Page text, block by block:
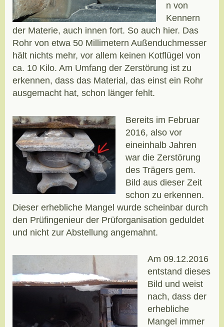
n von
Kennern
der Materie, auch innen fort. So auch hier. Das
Rohr von etwa 50 Millimetern Außenduchmesser
hält nichts mehr, vor allem keinen Kotflügel von
ca. 10 Kilo. Am Umfang der Zerstörung ist zu
erkennen, dass das Material, das einst ein Rohr
ausgemacht hat, schon länger fehlt.
Bereits im Februar
2016, also vor
eineinhalb Jahren
war die Zerstörung
des Trägers gem.
Bild aus dieser Zeit
schon zu erkennen.
Dieser erhebliche Mangel wurde scheinbar durch
den Prüfingenieur der Prüforganisation geduldet
und nicht zur Abstellung angemahnt.
Am 09.12.2016
entstand dieses
Bild und weist
nach, dass der
erhebliche
Mangel immer